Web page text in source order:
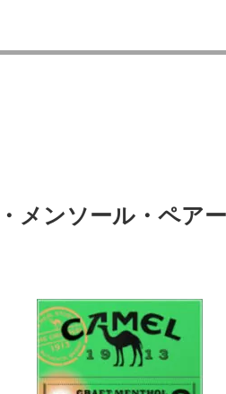
メンソール・ペア